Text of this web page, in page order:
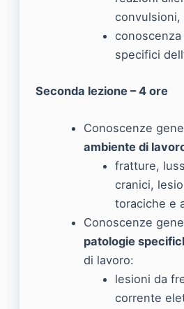
convulsioni,
specifici
Seconda lezione – 4 ore
Conoscenze
ambiente di
fratture,
cranici,
toraciche e
Conoscenze
patologie
di lavoro:
lesioni da
corrente